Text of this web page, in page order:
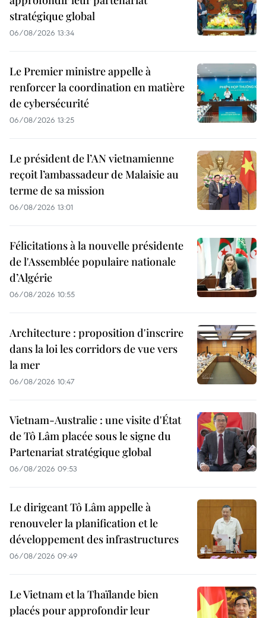
stratégique global
06/08/2026 13:34
Le Premier ministre appelle à
renforcer la coordination en matière
de cybersécurité
06/08/2026 13:25
Le président de l’AN vietnamienne
reçoit l’ambassadeur de Malaisie au
terme de sa mission
06/08/2026 13:01
Félicitations à la nouvelle présidente
de l'Assemblée populaire nationale
d’Algérie
06/08/2026 10:55
Architecture : proposition d'inscrire
dans la loi les corridors de vue vers
la mer
06/08/2026 10:47
Vietnam-Australie : une visite d'État
de Tô Lâm placée sous le signe du
Partenariat stratégique global
06/08/2026 09:53
Le dirigeant Tô Lâm appelle à
renouveler la planification et le
développement des infrastructures
06/08/2026 09:49
Le Vietnam et la Thaïlande bien
placés pour approfondir leur